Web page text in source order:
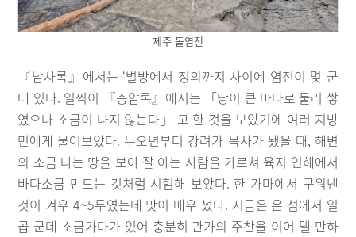
제주 돌염전
『남사록』에서는 ‘별방에서 정의까지 사이에 염전이 몇 군
데 있다. 일찍이 『충암록』에서는 「땅이 큰 바다로 둘러 쌓
였으나 소금이 나지 않는다」 고 한 것을 보았기에 여러 지방
민에게 물어보았다. 무오년부터 강려가 목사가 됐을 때, 해변
의 소금 나는 땅을 보아 잘 아는 사람을 가르쳐 육지 연해에서
바다소금 만드는 것처럼 시험해 보았다. 한 가마에서 구워낸
것이 겨우 4~5두였는데 맛이 매우 썼다. 지금은 온 섬에서 일
곱 군데 소금가마가 있어 충분히 관가의 주찬을 이어 댈 만하